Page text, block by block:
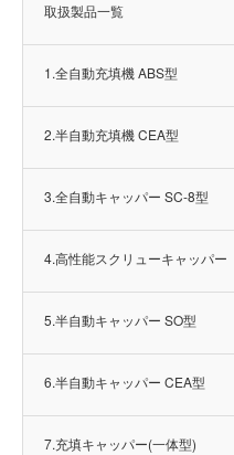
取扱製品一覧
1.全自動充填機 ABS型
2.半自動充填機 CEA型
3.全自動キャッパー SC-8型
4.高性能スクリューキャッパー
5.半自動キャッパー SO型
6.半自動キャッパー CEA型
7.充填キャッパー(一体型)